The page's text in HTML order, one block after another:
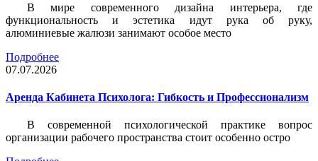
В мире современного дизайна интерьера, где
функциональность и эстетика идут рука об руку,
алюминиевые жалюзи занимают особое место
Подробнее
07.07.2026
Аренда Кабинета Психолога: Гибкость и Профессионализм
В современной психологической практике вопрос
организации рабочего пространства стоит особенно остро